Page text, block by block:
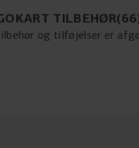
TILBEHØR(66
og tilføjelser er
sikkerhed. Opdag nu